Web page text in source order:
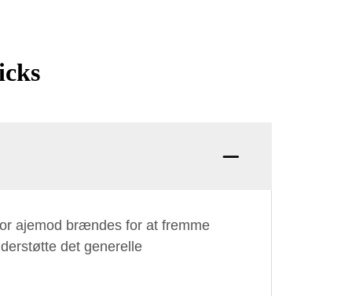
ajemod brændes for at fremme
det generelle